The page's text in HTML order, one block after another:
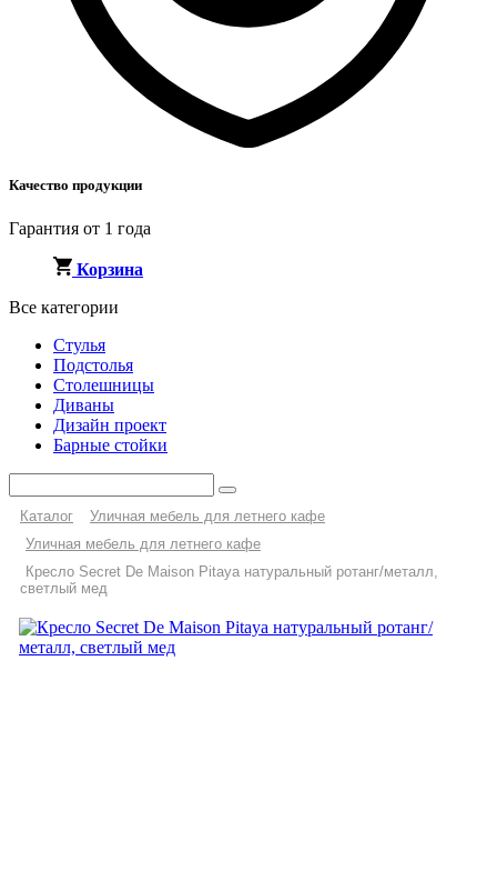
Качество продукции
Гарантия от 1 года
Корзина
Все категории
Стулья
Подстолья
Столешницы
Диваны
Дизайн проект
Барные стойки
Каталог
Уличная мебель для летнего кафе
Уличная мебель для летнего кафе
Кресло Secret De Maison Pitaya натуральный ротанг/металл,
светлый мед